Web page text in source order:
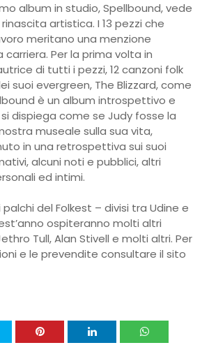
album in studio, Spellbound, vede
artistica. I 13 pezzi che
meritano una menzione
carriera. Per la prima volta in
di tutti i pezzi, 12 canzoni folk
suoi evergreen, The Blizzard, come
è un album introspettivo e
dispiega come se Judy fosse la
museale sulla sua vita,
in una retrospettiva sui suoi
alcuni noti e pubblici, altri
ed intimi.
palchi del Folkest – divisi tra Udine e
ospiteranno molti altri
Tull, Alan Stivell e molti altri. Per
e le prevendite consultare il sito